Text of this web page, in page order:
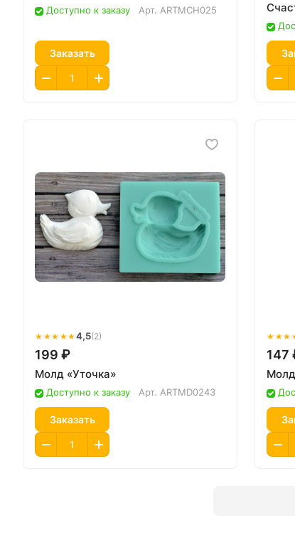
Доступно к заказу Арт. ARTMCH025
Заказать
★★★★★4,5(2)
199 ₽
Молд «Уточка»
Доступно к заказу Арт. ARTMD0243
Заказать
147